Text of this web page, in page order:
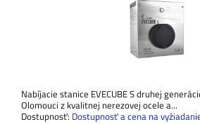
Nabíjacie stanice EVECUBE S druhej
Olomouci z kvalitnej nerezovej ocele a...
Dostupnosť: Dostupnosť a cena na